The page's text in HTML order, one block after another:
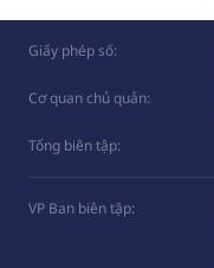
Giấy phép số:
Cơ quan chủ quản:
Tổng biên tập:
VP Ban biên tập: